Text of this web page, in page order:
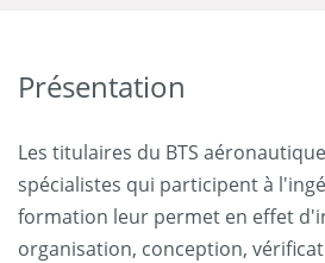
Présentation
Les titulaires du BTS
spécialistes qui participent à
formation leur permet en effet
organisation, conception,